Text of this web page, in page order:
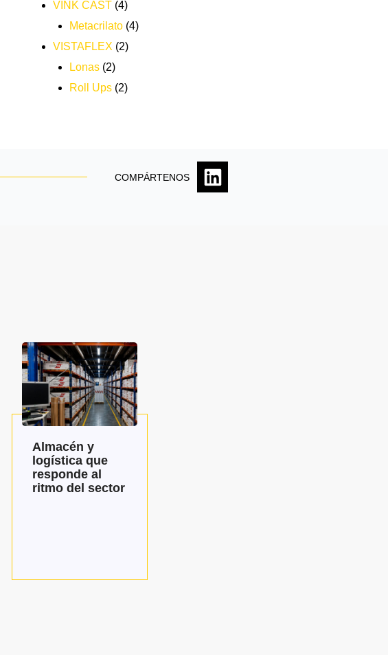
VINK CAST (4)
Metacrilato (4)
VISTAFLEX (2)
Lonas (2)
Roll Ups (2)
COMPÁRTENOS
Almacén y
logística que
responde al
ritmo del sector